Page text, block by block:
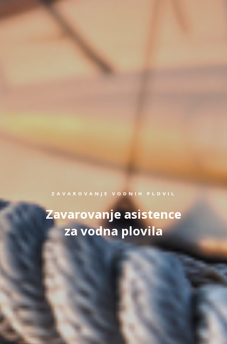
ZAVAROVANJE VODNIH PLOVIL
Zavarovanje asistence
za vodna plovila